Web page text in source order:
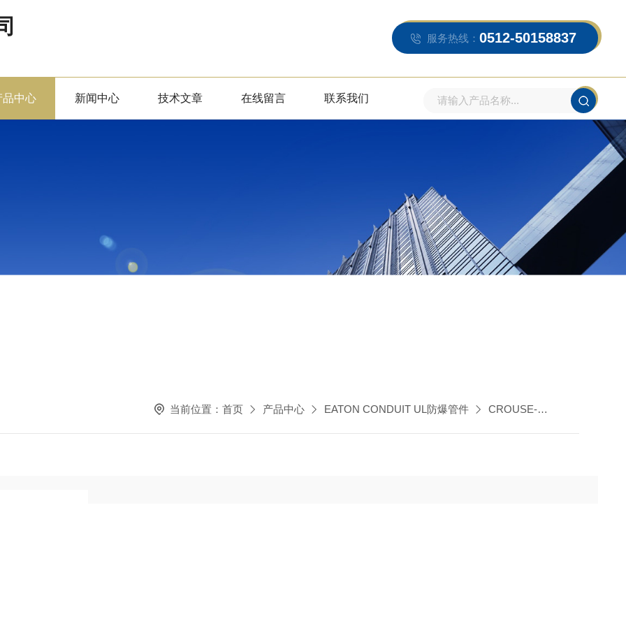
服务热线： 0512-50158837
品中心 新闻中心 技术文章 在线留言 联系我们
当前位置： 首页 产品中心 EATON CONDUIT UL防爆管件 CROUSE-HINDS UL防爆电气